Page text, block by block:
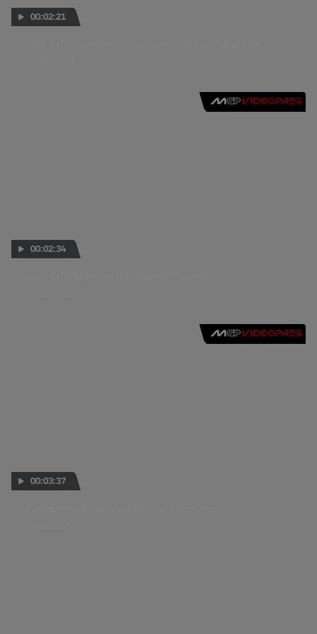
00:02:21
00:02:34
00:03:37